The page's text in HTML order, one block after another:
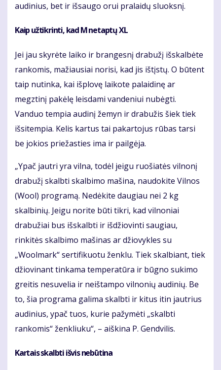
audinius, bet ir išsaugo orui pralaidų sluoksnį.
Kaip užtikrinti, kad M netaptų XL
Jei jau skyrėte laiko ir brangesnį drabužį išskalbėte
rankomis, mažiausiai norisi, kad jis ištįstų. O būtent
taip nutinka, kai išplovę laikote palaidinę ar
megztinį pakėlę leisdami vandeniui nubėgti.
Vanduo tempia audinį žemyn ir drabužis šiek tiek
išsitempia. Kelis kartus tai pakartojus rūbas tarsi
be jokios priežasties ima ir pailgėja.
„Ypač jautri yra vilna, todėl jeigu ruošiatės vilnonį
drabužį skalbti skalbimo mašina, naudokite Vilnos
(Wool) programą. Nedėkite daugiau nei 2 kg
skalbinių. Jeigu norite būti tikri, kad vilnoniai
drabužiai bus išskalbti ir išdžiovinti saugiau,
rinkitės skalbimo mašinas ar džiovykles su
„Woolmark“ sertifikuotu ženklu. Tiek skalbiant, tiek
džiovinant tinkama temperatūra ir būgno sukimo
greitis nesuvelia ir neištampo vilnonių audinių. Be
to, šia programa galima skalbti ir kitus itin jautrius
audinius, ypač tuos, kurie pažymėti „skalbti
rankomis“ ženkliuku“, – aiškina P. Gendvilis.
Kartais skalbti išvis nebūtina